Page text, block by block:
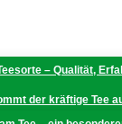
– Qualität,
der kräftige Tee